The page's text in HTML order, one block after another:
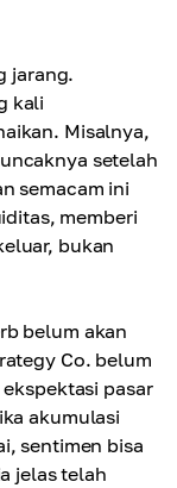
jarang.
kali
Misalnya,
setelah
semacam ini
memberi
bukan
belum akan
Co. belum
pasar
akumulasi
sentimen bisa
jelas telah